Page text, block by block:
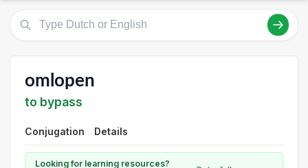
omlopen
to bypass
Conjugation Details
Looking for learning resources?